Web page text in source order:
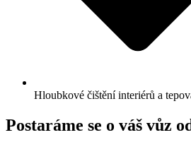
Hloubkové čištění interiérů a
Postaráme se o váš vůz